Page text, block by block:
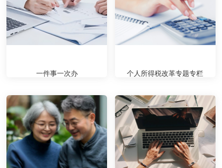
一件事一次办 个人所得税改革专题专栏